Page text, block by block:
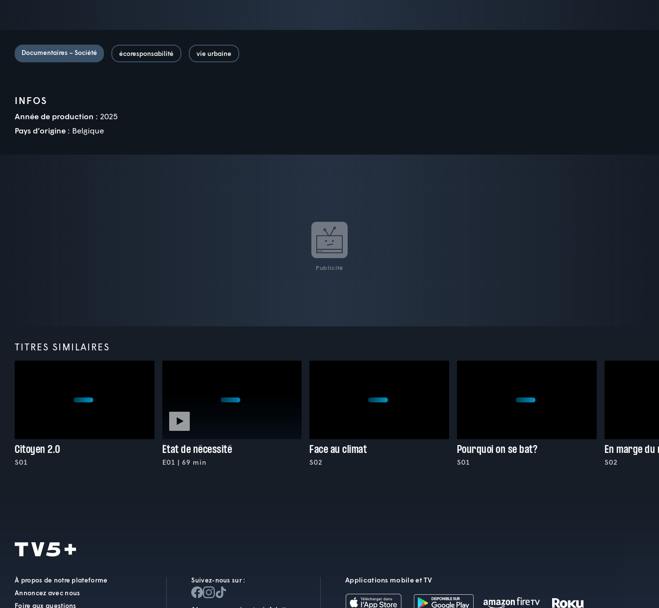
Documentaires – Société écoresponsabilité vie urbaine
INFOS
Année de production : 2025
Pays d’origine : Belgique
Publicité
TITRES SIMILAIRES
Citoyen 2.0
S01
État de nécessité
E01 | 69 min
Face au climat
S02
Pourquoi on se bat?
S01
En marge du
S02
À propos de notre plateforme
Annoncez avec nous
Foire aux questions
Suivez-nous sur : Applications mobile et TV